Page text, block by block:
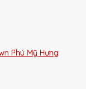
Phú Mỹ Hưng